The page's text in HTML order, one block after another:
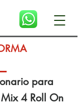
para
4 Roll On